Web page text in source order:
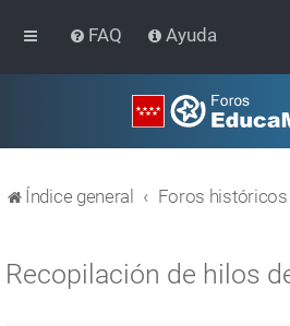
FAQ Ayuda
Índice general Foros históricos
Recopilación de hilos